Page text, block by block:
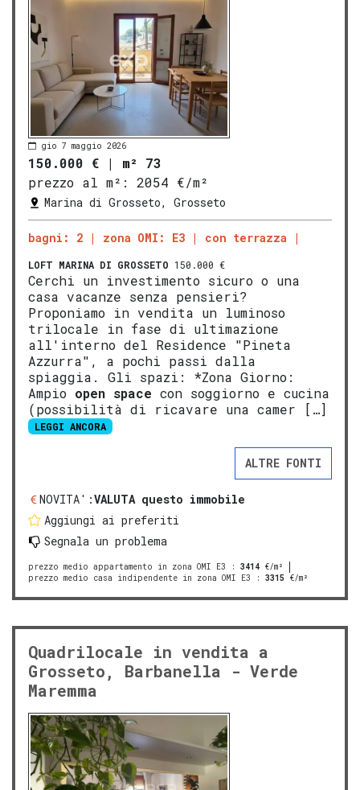
gio 7 maggio 2026
150.000 € | m² 73
prezzo al m²:
2054 €/m²
Marina di Grosseto, Grosseto
bagni: 2 zona OMI: E3 con terrazza
LOFT MARINA DI GROSSETO 150.000 €
Cerchi un investimento sicuro o una
casa vacanze senza pensieri?
Proponiamo in vendita un luminoso
trilocale in fase di ultimazione
all'interno del Residence "Pineta
Azzurra", a pochi passi dalla
spiaggia. Gli spazi: *Zona Giorno:
Ampio open space con soggiorno e cucina
(possibilità di ricavare una camer […]
LEGGI ANCORA
ALTRE FONTI
NOVITA':VALUTA questo immobile
Aggiungi ai preferiti
Segnala un problema
prezzo medio appartamento in zona OMI E3 : 3414 €/m²
prezzo medio casa indipendente in zona OMI E3 : 3315 €/m²
Quadrilocale in vendita a
Grosseto, Barbanella - Verde
Maremma